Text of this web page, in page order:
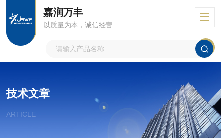
嘉润万丰
以质量为本，诚信经营
技术文章
ARTICLE